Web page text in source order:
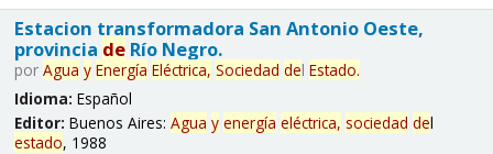
Estacion transformadora San Antonio Oeste,
provincia deRío Negro.
por Agua y Energía Eléctrica, Sociedad del Estado.
Idioma: Español
Editor: Buenos Aires: Agua y energía eléctrica, sociedad del
estado, 1988